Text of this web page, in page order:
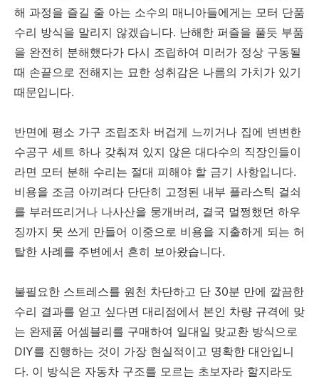
해 과정을 즐길 줄 아는 소수의 매니아들에게는 모터 단품
수리 방식을 말리지 않겠습니다. 난해한 퍼즐을 풀듯 부품
을 완전히 분해했다가 다시 조립하여 미러가 정상 구동될
때 손끝으로 전해지는 묘한 성취감은 나름의 가치가 있기
때문입니다.
반면에 평소 가구 조립조차 버겁게 느끼거나 집에 변변한
수공구 세트 하나 갖춰져 있지 않은 대다수의 직장인들이
라면 모터 분해 수리는 절대 피해야 할 금기 사항입니다.
비용을 조금 아끼려다 단단히 고정된 내부 플라스틱 걸쇠
를 부러뜨리거나 나사산을 뭉개버려, 결국 멀쩡했던 하우
징까지 못 쓰게 만들어 이중으로 비용을 지출하게 되는 허
탈한 사례를 주변에서 흔히 보아왔습니다.
불필요한 스트레스를 원천 차단하고 단 30분 만에 깔끔한
수리 결과를 얻고 싶다면 대리점에서 본인 차량 규격에 맞
는 완제품 어셈블리를 구매하여 일대일 맞교환 방식으로
DIY를 진행하는 것이 가장 현실적이고 명확한 대안입니
다. 이 방식은 자동차 구조를 모르는 초보자라 할지라도